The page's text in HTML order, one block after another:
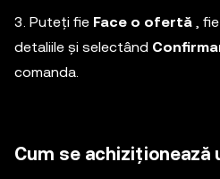
3. Puteți fie Face o ofertă , fie
detaliile și selectând
comanda.
Cum se achiziționează